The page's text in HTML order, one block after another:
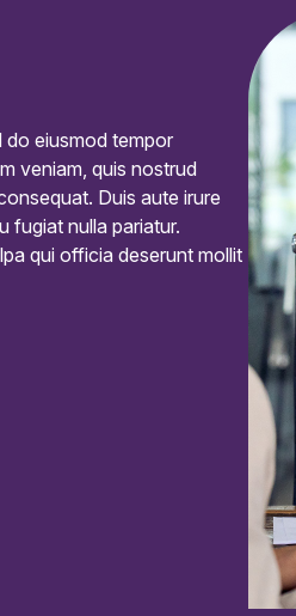
do eiusmod tempor
veniam, quis nostrud
Duis aute irure
fugiat nulla pariatur.
qui officia deserunt mollit